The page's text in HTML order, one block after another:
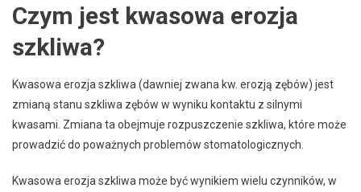
Czym jest kwasowa erozja
szkliwa?
Kwasowa erozja szkliwa (dawniej zwana kw. erozją zębów) jest
zmianą stanu szkliwa zębów w wyniku kontaktu z silnymi
kwasami. Zmiana ta obejmuje rozpuszczenie szkliwa, które może
prowadzić do poważnych problemów stomatologicznych.
Kwasowa erozja szkliwa może być wynikiem wielu czynników, w